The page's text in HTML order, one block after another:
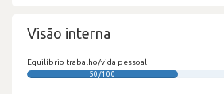
Visão interna
Equilíbrio trabalho/vida pessoal
50/100